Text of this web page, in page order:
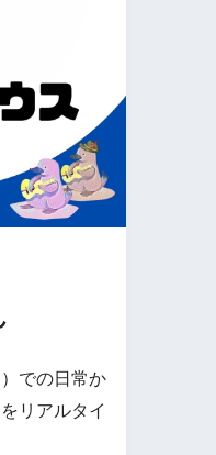
での日常か
リアルタイ